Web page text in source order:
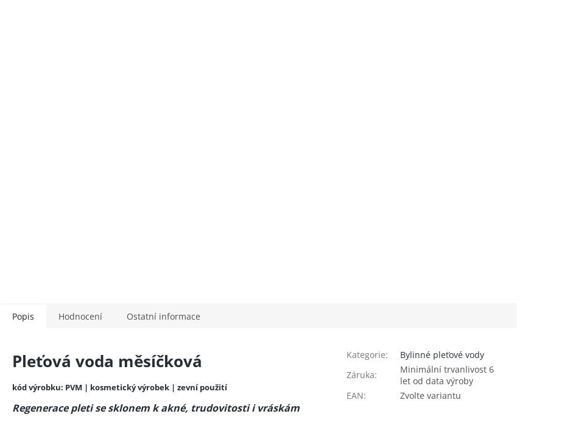
Popis Hodnocení Ostatní informace
Pleťová voda měsíčková
kód výrobku: PVM | kosmetický výrobek | zevní použití
Regenerace pleti se sklonem k akné, trudovitosti i vráskám
Kategorie:
Bylinné pleťové vody
Záruka:
Minimální trvanlivost 6
let od data výroby
EAN: Zvolte variantu